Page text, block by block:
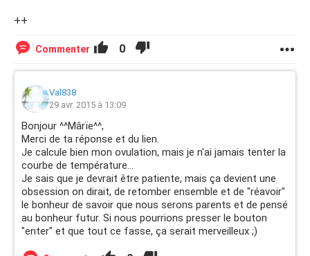
++
Commenter 0
Val838
29 avr. 2015 à 13:09
Bonjour ^^Mârïe^^,
Merci de ta réponse et du lien.
Je calcule bien mon ovulation, mais je n'ai jamais tenter la
courbe de température...
Je sais que je devrait être patiente, mais ça devient une
obsession on dirait, de retomber ensemble et de "réavoir"
le bonheur de savoir que nous serons parents et de pensé
au bonheur futur. Si nous pourrions presser le bouton
"enter" et que tout ce fasse, ça serait merveilleux ;)